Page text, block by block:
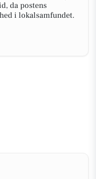
da postens
i lokalsamfundet.